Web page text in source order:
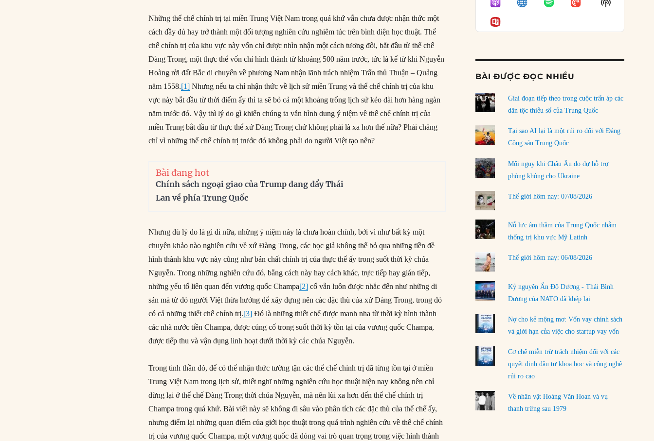
Những thể chế chính trị tại miền Trung Việt Nam trong quá khứ vẫn chưa được nhận thức một
cách đầy đủ hay trở thành một đối tượng nghiên cứu nghiêm túc trên bình diện học thuật. Thể
chế chính trị của khu vực này vốn chỉ được nhìn nhận một cách tương đối, bắt đầu từ thể chế
Đàng Trong, một thực thể vốn chỉ hình thành từ khoảng 500 năm trước, tức là kể từ khi Nguyễn
Hoàng rời đất Bắc di chuyển về phương Nam nhận lãnh trách nhiệm Trấn thủ Thuận – Quảng
năm 1558.[1] Nhưng nếu ta chỉ nhận thức về lịch sử miền Trung và thể chế chính trị của khu
vực này bắt đầu từ thời điểm ấy thì ta sẽ bỏ cả một khoảng trống lịch sử kéo dài hơn hàng ngàn
năm trước đó. Vậy thì lý do gì khiến chúng ta vẫn hình dung ý niệm về thể chế chính trị của
miền Trung bắt đầu từ thực thể xứ Đàng Trong chứ không phải là xa hơn thế nữa? Phải chăng
chỉ vì những thể chế chính trị trước đó không phải do người Việt tạo nên?
Bài đang hot
Chính sách ngoại giao của Trump đang đẩy Thái
Lan về phía Trung Quốc
Nhưng dù lý do là gì đi nữa, những ý niệm này là chưa hoàn chỉnh, bởi vì như bất kỳ một
chuyên khảo nào nghiên cứu về xứ Đàng Trong, các học giả không thể bỏ qua những tiền đề
hình thành khu vực này cũng như bản chất chính trị của thực thể ấy trong suốt thời kỳ chúa
Nguyễn. Trong những nghiên cứu đó, bằng cách này hay cách khác, trực tiếp hay gián tiếp,
những yếu tố liên quan đến vương quốc Champa[2] cổ vẫn luôn được nhắc đến như những di
sản mà từ đó người Việt thừa hưởng để xây dựng nên các đặc thù của xứ Đàng Trong, trong đó
có cả những thiết chế chính trị.[3] Đó là những thiết chế được manh nha từ thời kỳ hình thành
các nhà nước tiền Champa, được củng cố trong suốt thời kỳ tồn tại của vương quốc Champa,
được tiếp thu và vận dụng linh hoạt dưới thời kỳ các chúa Nguyễn.
Trong tinh thần đó, để có thể nhận thức tường tận các thể chế chính trị đã từng tồn tại ở miền
Trung Việt Nam trong lịch sử, thiết nghĩ những nghiên cứu học thuật hiện nay không nên chỉ
dừng lại ở thể chế Đàng Trong thời chúa Nguyễn, mà nên lùi xa hơn đến thể chế chính trị
Champa trong quá khứ. Bài viết này sẽ không đi sâu vào phân tích các đặc thù của thể chế ấy,
nhưng điểm lại những quan điểm của giới học thuật trong quá trình nghiên cứu về thể chế chính
trị của vương quốc Champa, một vương quốc đã đóng vai trò quan trọng trong việc hình thành
Ngoại trưởng Nhật Bản?
04/08/2026
03/08/2026
Đặt cược vào thất bại: Các quỹ đầu tư mạo
rủi ro
02/08/2026
Làm thế nào để kết thúc Chiến tranh Iran?
01/08/2026
Chiến lược kế tiếp của Bắc Kinh ở Biển Đông
31/07/2026
Trật tự thế giới mới: Các nước nhỏ sẽ luôn
phải chịu đựng?
30/07/2026
LOAD MORE
LIST
Podcast
BÀI ĐƯỢC ĐỌC NHIỀU
Giai đoạn tiếp theo trong cuộc trấn áp các
dân tộc thiểu số của Trung Quốc
Tại sao AI lại là một rủi ro đối với Đảng
Cộng sản Trung Quốc
Mối nguy khi Châu Âu do dự hỗ trợ
phòng không cho Ukraine
Thế giới hôm nay: 07/08/2026
Nỗ lực âm thầm của Trung Quốc nhằm
thống trị khu vực Mỹ Latinh
Thế giới hôm nay: 06/08/2026
Kỷ nguyên Ấn Độ Dương - Thái Bình
Dương của NATO đã khép lại
Nợ cho kẻ mộng mơ: Vốn vay chính sách
và giới hạn của việc cho startup vay vốn
Cơ chế miễn trừ trách nhiệm đối với các
quyết định đầu tư khoa học và công nghệ
rủi ro cao
Về nhân vật Hoàng Văn Hoan và vụ
thanh trừng sau 1979